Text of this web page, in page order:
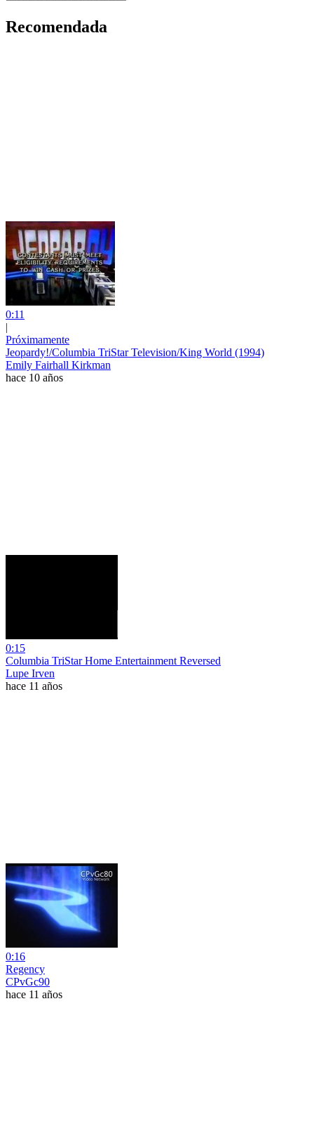
Recomendada
0:11
|
Próximamente
Jeopardy!/Columbia TriStar Television/King World (1994)
Emily Fairhall Kirkman
hace 10 años
0:15
Columbia TriStar Home Entertainment Reversed
Lupe Irven
hace 11 años
0:16
Regency
CPvGc90
hace 11 años